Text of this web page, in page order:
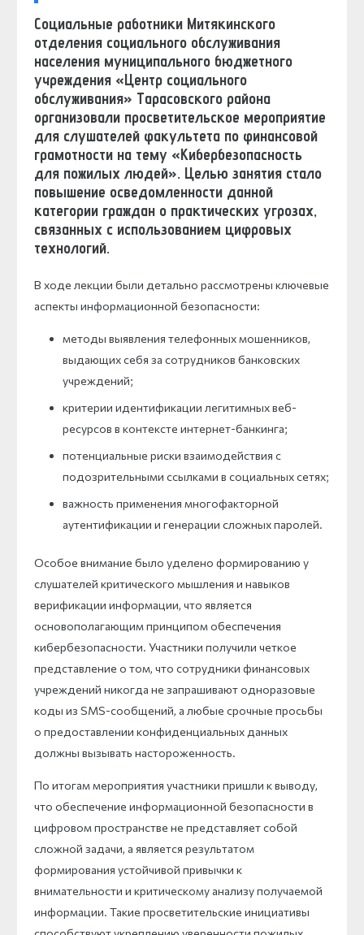
Социальные работники Митякинского
отделения социального обслуживания
населения муниципального бюджетного
учреждения «Центр социального
обслуживания» Тарасовского района
организовали просветительское мероприятие
для слушателей факультета по финансовой
грамотности на тему «Кибербезопасность
для пожилых людей». Целью занятия стало
повышение осведомленности данной
категории граждан о практических угрозах,
связанных с использованием цифровых
технологий.
В ходе лекции были детально рассмотрены ключевые
аспекты информационной безопасности:
методы выявления телефонных мошенников,
выдающих себя за сотрудников банковских
учреждений;
критерии идентификации легитимных веб-
ресурсов в контексте интернет-банкинга;
потенциальные риски взаимодействия с
подозрительными ссылками в социальных сетях;
важность применения многофакторной
аутентификации и генерации сложных паролей.
Особое внимание было уделено формированию у
слушателей критического мышления и навыков
верификации информации, что является
основополагающим принципом обеспечения
кибербезопасности. Участники получили четкое
представление о том, что сотрудники финансовых
учреждений никогда не запрашивают одноразовые
коды из SMS-сообщений, а любые срочные просьбы
о предоставлении конфиденциальных данных
должны вызывать настороженность.
По итогам мероприятия участники пришли к выводу,
что обеспечение информационной безопасности в
цифровом пространстве не представляет собой
сложной задачи, а является результатом
формирования устойчивой привычки к
внимательности и критическому анализу получаемой
информации. Такие просветительские инициативы